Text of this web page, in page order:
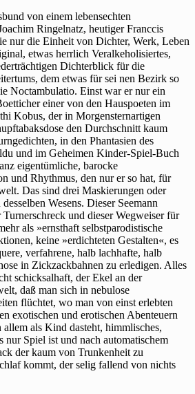
von einem lebensechten
Ringelnatz, heutiger Franccis
nur die Einheit von Dichter, Werk, Leben
etwas herrlich Veralkeholisiertes,
Dichterblick für die
dem etwas für sei nen Bezirk so
Noctambulatio. Einst war er nur ein
einer von den Hauspoeten im
Kobus, der in Morgensternartigen
den Durchschnitt kaum
in den Phantasien des
und im Geheimen Kinder-Spiel-Buch
eigentümliche, barocke
und Rhythmus, den nur er so hat, für
Das sind drei Maskierungen oder
Wesens. Dieser Seemann
und dieser Wegweiser für
als »ernsthaft selbstparodistische
keine »erdichteten Gestalten«, es
verfahrene, halb lachhafte, halb
in Zickzackbahnen zu erledigen. Alles
schicksalhaft, der Ekel an der
daß man sich in nebulose
flüchtet, wo man von einst erlebten
exotischen und erotischen Abenteuern
als Kind dasteht, himmlisches,
nur Spiel ist und nach automatischem
der kaum von Trunkenheit zu
kommt, der selig fallend von nichts